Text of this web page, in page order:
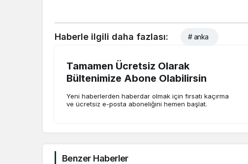
Haberle ilgili daha fazlası: # anka
Tamamen Ücretsiz Olarak
Bültenimize Abone Olabilirsin
Yeni haberlerden haberdar olmak için fırsatı kaçırma
ve ücretsiz e-posta aboneliğini hemen başlat.
Benzer Haberler